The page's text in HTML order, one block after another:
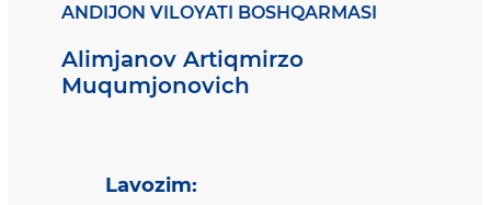
ANDIJON VILOYATI BOSHQARMASI
Alimjanov Artiqmirzo
Muqumjonovich
Lavozim: